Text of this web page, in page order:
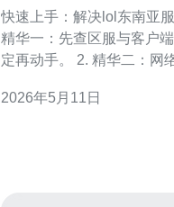
快速上手：解决lol东南亚服
精华一：先查区服与客户
定再动手。 2. 精华二：
略胜过运气，选择常见位
2026年5月11日